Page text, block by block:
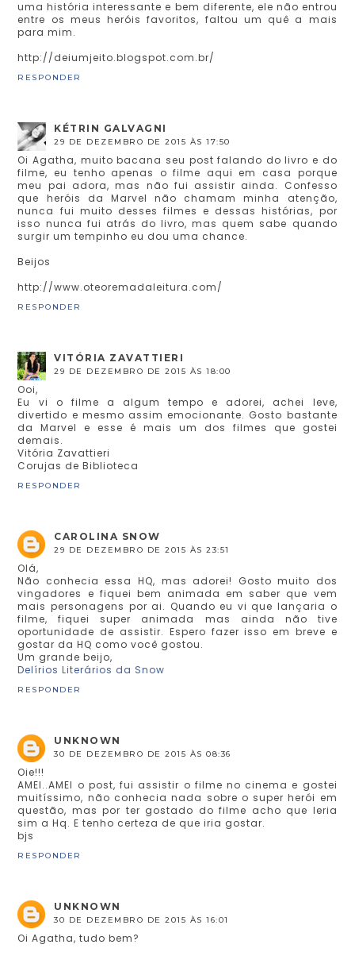
uma história interessante e bem diferente, ele não entrou
entre os meus heróis favoritos, faltou um quê a mais
para mim.
http://deiumjeito.blogspot.com.br/
RESPONDER
KÉTRIN GALVAGNI
29 DE DEZEMBRO DE 2015 ÀS 17:50
Oi Agatha, muito bacana seu post falando do livro e do
filme, eu tenho apenas o filme aqui em casa porque
meu pai adora, mas não fui assistir ainda. Confesso
que heróis da Marvel não chamam minha atenção,
nunca fui muito desses filmes e dessas histórias, por
isso nunca fui atrás do livro, mas quem sabe quando
surgir um tempinho eu dou uma chance.
Beijos
http://www.oteoremadaleitura.com/
RESPONDER
VITÓRIA ZAVATTIERI
29 DE DEZEMBRO DE 2015 ÀS 18:00
Ooi,
Eu vi o filme a algum tempo e adorei, achei leve,
divertido e mesmo assim emocionante. Gosto bastante
da Marvel e esse é mais um dos filmes que gostei
demais.
Vitória Zavattieri
Corujas de Biblioteca
RESPONDER
CAROLINA SNOW
29 DE DEZEMBRO DE 2015 ÀS 23:51
Olá,
Não conhecia essa HQ, mas adorei! Gosto muito dos
vingadores e fiquei bem animada em saber que vem
mais personagens por ai. Quando eu vi que lançaria o
filme, fiquei super animada mas ainda não tive
oportunidade de assistir. Espero fazer isso em breve e
gostar da HQ como você gostou.
Um grande beijo,
Delírios Literários da Snow
RESPONDER
UNKNOWN
30 DE DEZEMBRO DE 2015 ÀS 08:36
Oie!!!
AMEI..AMEI o post, fui assistir o filme no cinema e gostei
muitíssimo, não conhecia nada sobre o super herói em
questão, mas por ter gostado do filme acho que leria
sim a Hq. E tenho certeza de que iria gostar.
bjs
RESPONDER
UNKNOWN
30 DE DEZEMBRO DE 2015 ÀS 16:01
Oi Agatha, tudo bem?